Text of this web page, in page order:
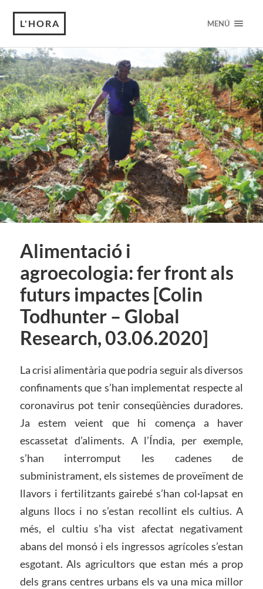
L'HORA MENÚ
Alimentació i
agroecologia: fer front als
futurs impactes [Colin
Todhunter – Global
Research, 03.06.2020]
La crisi alimentària que podria seguir als diversos
confinaments que s’han implementat respecte al
coronavirus pot tenir conseqüències duradores.
Ja estem veient que hi comença a haver
escassetat d’aliments. A l’Índia, per exemple,
s’han interromput les cadenes de
subministrament, els sistemes de proveïment de
llavors i fertilitzants gairebé s’han col·lapsat en
alguns llocs i no s’estan recollint els cultius. A
més, el cultiu s’ha vist afectat negativament
abans del monsó i els ingressos agrícoles s’estan
esgotant. Als agricultors que estan més a prop
dels grans centres urbans els va una mica millor